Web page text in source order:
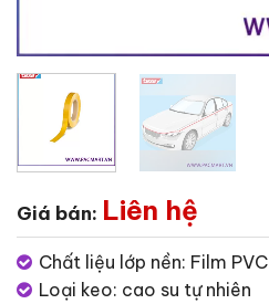
Giá bán: Liên hệ
Chất liệu lớp nền: Film PVC
Loại keo: cao su tự nhiên